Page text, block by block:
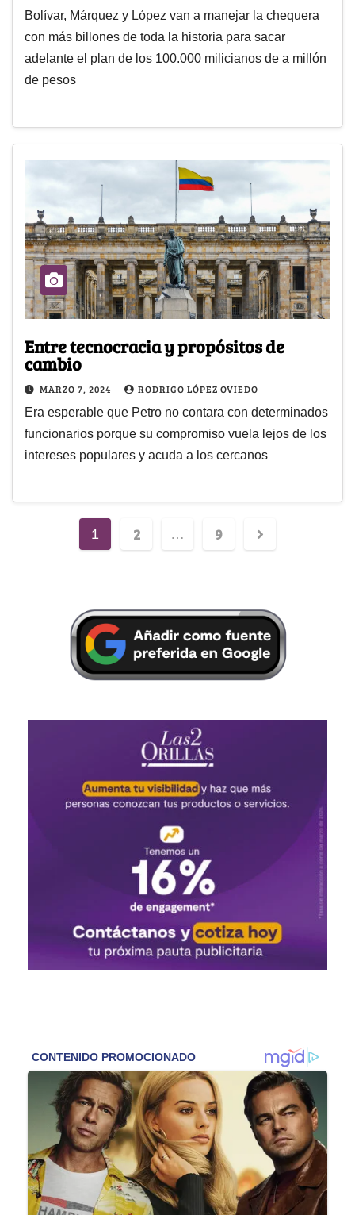
Bolívar, Márquez y López van a manejar la chequera
con más billones de toda la historia para sacar
adelante el plan de los 100.000 milicianos de a millón
de pesos
Entre tecnocracia y propósitos de
cambio
MARZO 7, 2024 RODRIGO LÓPEZ OVIEDO
Era esperable que Petro no contara con determinados
funcionarios porque su compromiso vuela lejos de los
intereses populares y acuda a los cercanos
1 2 … 9